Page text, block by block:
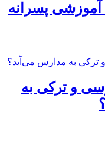
آموزشی پسرانه
و ترکی به